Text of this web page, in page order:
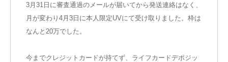
3月31日に審査通過のメールが届いてから発送連絡はなく、
月が変わり4月3日に本人限定UVにて受け取りました。枠は
なんと20万でした。
今までクレジットカードが持てず、ライフカードデポジッ